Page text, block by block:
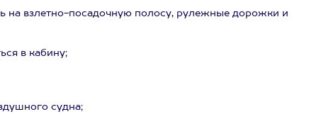
на взлетно-посадочную полосу, рулежные дорожки и
в кабину;
судна;